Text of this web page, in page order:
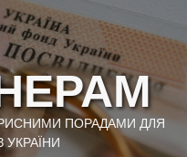
ПОРАДАМИ ДЛЯ
УКРАЇНИ